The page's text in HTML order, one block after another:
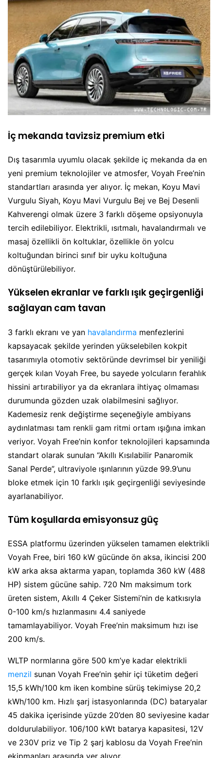
İç mekanda tavizsiz premium etki
Dış tasarımla uyumlu olacak şekilde iç mekanda da en
yeni premium teknolojiler ve atmosfer, Voyah Free’nin
standartları arasında yer alıyor. İç mekan, Koyu Mavi
Vurgulu Siyah, Koyu Mavi Vurgulu Bej ve Bej Desenli
Kahverengi olmak üzere 3 farklı döşeme opsiyonuyla
tercih edilebiliyor. Elektrikli, ısıtmalı, havalandırmalı ve
masaj özellikli ön koltuklar, özellikle ön yolcu
koltuğundan birinci sınıf bir uyku koltuğuna
dönüştürülebiliyor.
Yükselen ekranlar ve farklı ışık geçirgenliği
sağlayan cam tavan
3 farklı ekranı ve yan havalandırma menfezlerini
kapsayacak şekilde yerinden yükselebilen kokpit
tasarımıyla otomotiv sektöründe devrimsel bir yeniliği
gerçek kılan Voyah Free, bu sayede yolcuların ferahlık
hissini artırabiliyor ya da ekranlara ihtiyaç olmaması
durumunda gözden uzak olabilmesini sağlıyor.
Kademesiz renk değiştirme seçeneğiyle ambiyans
aydınlatması tam renkli gam ritmi ortam ışığına imkan
veriyor. Voyah Free’nin konfor teknolojileri kapsamında
standart olarak sunulan “Akıllı Kısılabilir Panaromik
Sanal Perde”, ultraviyole ışınlarının yüzde 99.9’unu
bloke etmek için 10 farklı ışık geçirgenliği seviyesinde
ayarlanabiliyor.
Tüm koşullarda emisyonsuz güç
ESSA platformu üzerinden yükselen tamamen elektrikli
Voyah Free, biri 160 kW gücünde ön aksa, ikincisi 200
kW arka aksa aktarma yapan, toplamda 360 kW (488
HP) sistem gücüne sahip. 720 Nm maksimum tork
üreten sistem, Akıllı 4 Çeker Sistemi’nin de katkısıyla
0-100 km/s hızlanmasını 4.4 saniyede
tamamlayabiliyor. Voyah Free’nin maksimum hızı ise
200 km/s.
WLTP normlarına göre 500 km’ye kadar elektrikli
menzil sunan Voyah Free’nin şehir içi tüketim değeri
15,5 kWh/100 km iken kombine sürüş tekimiyse 20,2
kWh/100 km. Hızlı şarj istasyonlarında (DC) bataryalar
45 dakika içerisinde yüzde 20’den 80 seviyesine kadar
doldurulabiliyor. 106/100 kWt batarya kapasitesi, 12V
ve 230V priz ve Tip 2 şarj kablosu da Voyah Free’nin